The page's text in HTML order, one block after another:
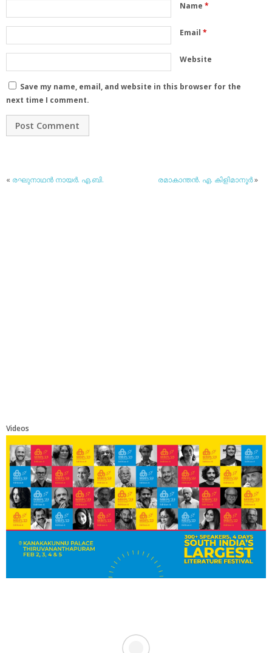
Name *
Email *
Website
Save my name, email, and website in this browser for the
next time I comment.
« രഘുനാഥന്‍ നായര്‍. എ.ബി. രമാകാന്തന്‍. എ. കിളിമാനൂര്‍»
Videos